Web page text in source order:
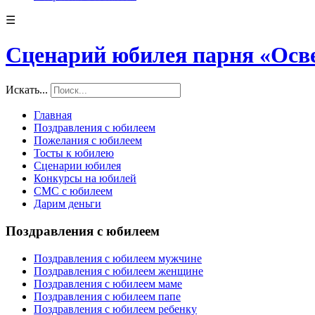
☰
Сценарий юбилея парня
Искать...
Главная
Поздравления с юбилеем
Пожелания с юбилеем
Тосты к юбилею
Сценарии юбилея
Конкурсы на юбилей
СМС с юбилеем
Дарим деньги
Поздравления с юбилеем
Поздравления с юбилеем мужчине
Поздравления с юбилеем женщине
Поздравления с юбилеем маме
Поздравления с юбилеем папе
Поздравления с юбилеем ребенку